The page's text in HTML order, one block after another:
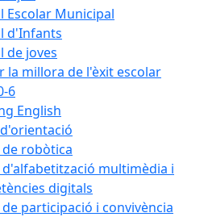
Escolar Municipal
d'Infants
de joves
la millora de l'èxit escolar
6
English
de robòtica
d'alfabetització multimèdia i
digitals
de participació i convivència